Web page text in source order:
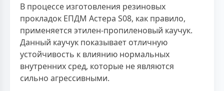
В процессе изготовления резиновых
прокладок ЕПДМ Астера S08, как правило,
применяется этилен-пропиленовый каучук.
Данный каучук показывает отличную
устойчивость к влиянию нормальных
внутренних сред, которые не являются
сильно агрессивными.